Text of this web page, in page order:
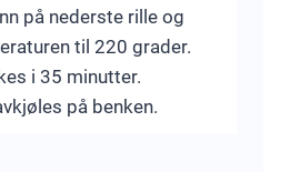
på nederste rille og
til 220 grader.
i 35 minutter.
på benken.